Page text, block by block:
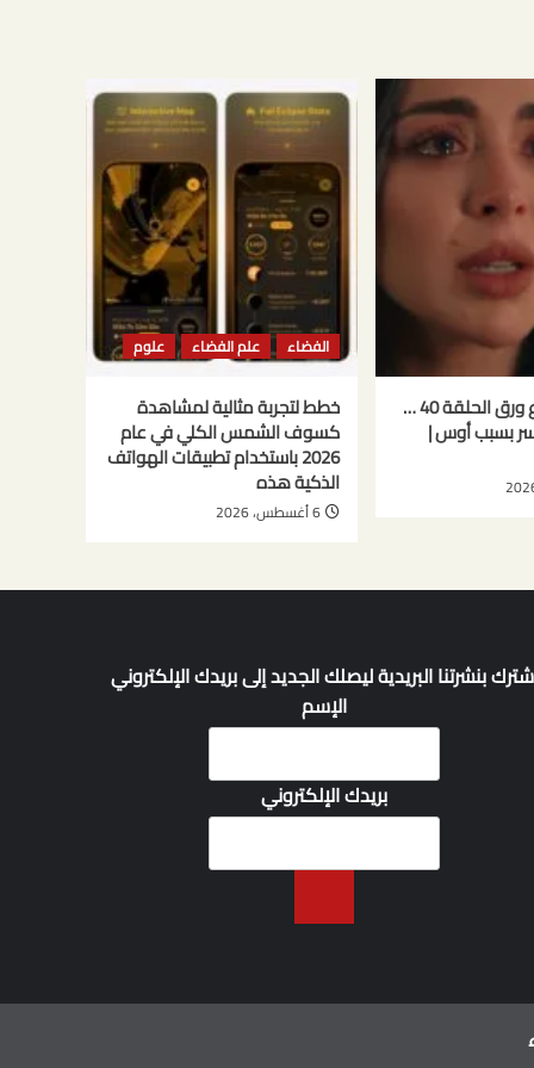
مسلسل حب ع ورق الحلقة 40 …
بسبب أوس |
الفضاء علم الفضاء علوم
خطط لتجربة مثالية لمشاهدة
كسوف الشمس الكلي في عام
2026 باستخدام تطبيقات الهواتف
الذكية هذه
6 أغسطس، 2026
بنشرتنا البريدية ليصلك الجديد إلى بريدك الإلكتروني
الإسم
بريدك الإلكتروني